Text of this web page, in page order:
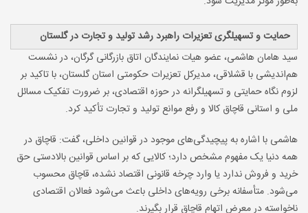
حمایت و تسهیلگری تعزیرات راهبرد رشد تولید و تجارت در گلستان
سید هامان هاشمی، عضو هیات نمایندگان اتاق بازرگانی گرگان، در نشست
هم‌اندیشی با قشلاقی، مدیرکل تعزیرات حکومتی استان گلستان، با تاکید بر
لزوم نگاه حمایتی و تسهیلگرانه در حوزه اقتصادی، بر ضرورت تفکیک مسائل
ملی و استانی قاچاق کالا و رفع موانع تولید و تجارت تأکید کرد.
هاشمی با اشاره به پیچیدگی‌های موجود در قوانین داخلی، گفت: قاچاق در
همه دنیا یک مفهوم مشخص دارد؛ کالایی که بر اساس قوانین بالادستی حق
خرید و فروش ندارد یا وارد چرخه قانونی اقتصاد نشده، قاچاق محسوب
می‌شود. متأسفانه برخی رویه‌های داخلی باعث می‌شود فعالان اقتصادی
ناخواسته در معرض اتهام قاچاق قرار بگیرند.